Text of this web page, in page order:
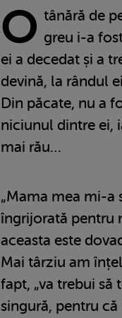
O tânără de
greu i-a
ei a decedat și a
devină, la rândul
Din păcate, nu a
niciunul dintre ei,
mai rău…
„Mama mea mi-a
îngrijorată pentru
aceasta este
Mai târziu am
fapt, „va trebui să
singură, pentru